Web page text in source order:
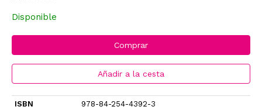
Disponible
Comprar
Añadir a la cesta
ISBN
978-84-254-4392-3